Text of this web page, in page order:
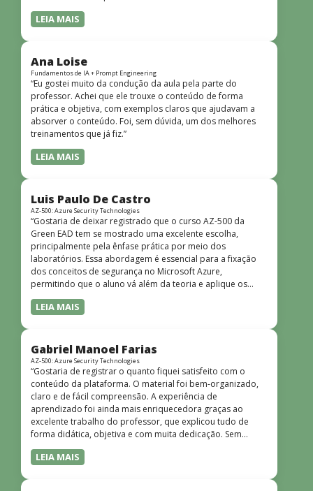
LEIA MAIS
Ana Loise
Fundamentos de IA + Prompt Engineering
“Eu gostei muito da condução da aula pela parte do
professor. Achei que ele trouxe o conteúdo de forma
prática e objetiva, com exemplos claros que ajudavam a
absorver o conteúdo. Foi, sem dúvida, um dos melhores
treinamentos que já fiz.”
LEIA MAIS
Luis Paulo De Castro
AZ-500: Azure Security Technologies
“Gostaria de deixar registrado que o curso AZ-500 da
Green EAD tem se mostrado uma excelente escolha,
principalmente pela ênfase prática por meio dos
laboratórios. Essa abordagem é essencial para a fixação
dos conceitos de segurança no Microsoft Azure,
permitindo que o aluno vá além da teoria e aplique os
conhecimentos em cenários reais e simulados. Outro
ponto muito positivo é a didática do curso. O conteúdo é
quem não tem uma bagagem técnica muito avançada.”
LEIA MAIS
Gabriel Manoel Farias
AZ-500: Azure Security Technologies
“Gostaria de registrar o quanto fiquei satisfeito com o
conteúdo da plataforma. O material foi bem-organizado,
claro e de fácil compreensão. A experiência de
aprendizado foi ainda mais enriquecedora graças ao
excelente trabalho do professor, que explicou tudo de
forma didática, objetiva e com muita dedicação. Sem
dúvida, foi uma jornada de muito aprendizado!”
LEIA MAIS